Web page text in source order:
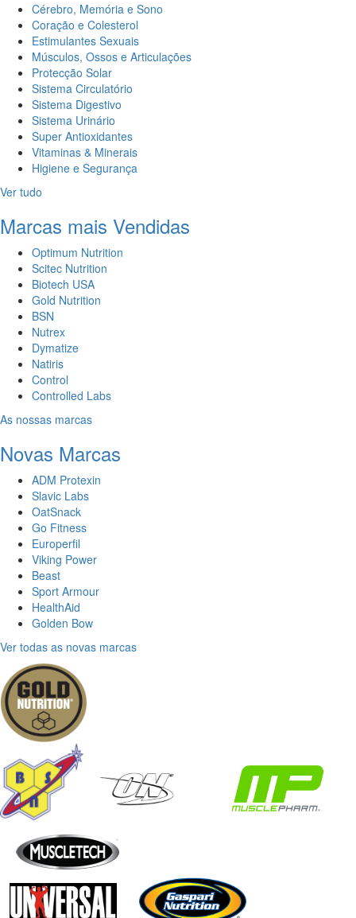
Cérebro, Memória e Sono
Coração e Colesterol
Estimulantes Sexuais
Músculos, Ossos e Articulações
Protecção Solar
Sistema Circulatório
Sistema Digestivo
Sistema Urinário
Super Antioxidantes
Vitaminas & Minerais
Higiene e Segurança
Ver tudo
Marcas mais Vendidas
Optimum Nutrition
Scitec Nutrition
Biotech USA
Gold Nutrition
BSN
Nutrex
Dymatize
Natiris
Control
Controlled Labs
As nossas marcas
Novas Marcas
ADM Protexin
Slavic Labs
OatSnack
Go Fitness
Europerfil
Viking Power
Beast
Sport Armour
HealthAid
Golden Bow
Ver todas as novas marcas